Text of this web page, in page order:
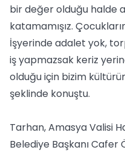
bir değer olduğu halde
katamamışız.
İşyerinde adalet yok,
iş yapmazsak keriz
olduğu için bizim
şeklinde konuştu.
Tarhan, Amasya Valisi
Belediye Başkanı Cafer